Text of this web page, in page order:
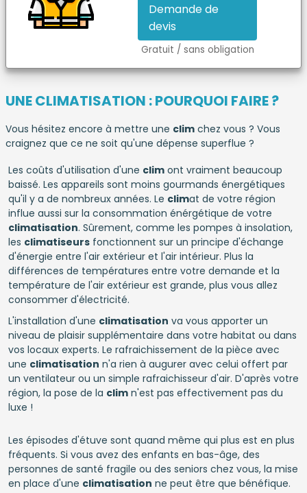
Demande de
devis
Gratuit / sans obligation
UNE CLIMATISATION : POURQUOI FAIRE ?
Vous hésitez encore à mettre une clim chez vous ? Vous
craignez que ce ne soit qu'une dépense superflue ?
Les coûts d'utilisation d'une climont vraiment beaucoup
baissé. Les appareils sont moins gourmands énergétiques
qu'il y a de nombreux années. Le climat de votre région
influe aussi sur la consommation énérgétique de votre
climatisation. Sûrement, comme les pompes à insolation,
les climatiseursfonctionnent sur un principe d'échange
d'énergie entre l'air extérieur et l'air intérieur. Plus la
différences de températures entre votre demande et la
température de l'air extérieur est grande, plus vous allez
consommer d'électricité.
L'installation d'une climatisation va vous apporter un
niveau de plaisir supplémentaire dans votre habitat ou dans
vos locaux experts. Le rafraichissement de la pièce avec
une climatisation n'a rien à augurer avec celui offert par
un ventilateur ou un simple rafraichisseur d'air. D'après votre
région, la pose de la climn'est pas effectivement pas du
luxe !
Les épisodes d'étuve sont quand même qui plus est en plus
fréquents. Si vous avez des enfants en bas-âge, des
personnes de santé fragile ou des seniors chez vous, la mise
en place d'une climatisation ne peut être que bénéfique.